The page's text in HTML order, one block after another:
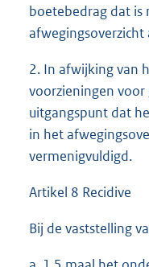
boetebedrag dat is
2. In afwijking van
voorzieningen
uitgangspunt dat
in het
vermenigvuldigd.
Artikel 8 Recidive
Bij de vaststelling